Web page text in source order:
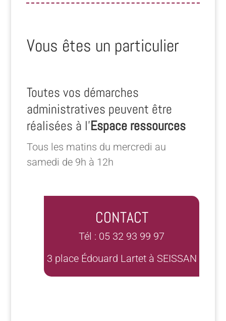
Vous êtes un particulier
Toutes vos démarches
administratives peuvent être
réalisées à l’Espace ressources
Tous les matins du mercredi au
samedi de 9h à 12h
CONTACT
Tél : 05 32 93 99 97
3 place Édouard Lartet à SEISSAN